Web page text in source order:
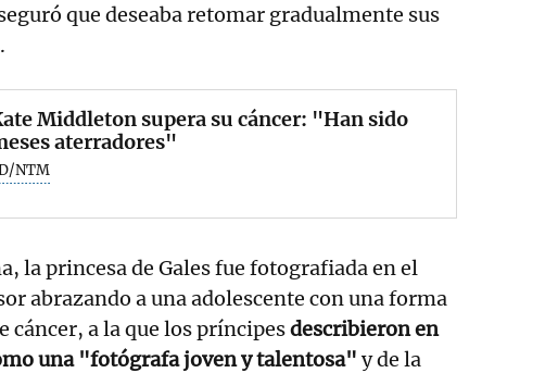
que deseaba retomar gradualmente sus
Middleton supera su cáncer: "Han sido
aterradores"
NTM
la princesa de Gales fue fotografiada en el
abrazando a una adolescente con una forma
cáncer, a la que los príncipesdescribieron en
una "fotógrafa joven y talentosa" y de la